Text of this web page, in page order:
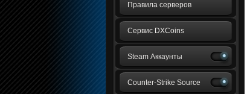
Правила серверов
Сервис DXCoins
Steam Аккаунты
Counter-Strike Source